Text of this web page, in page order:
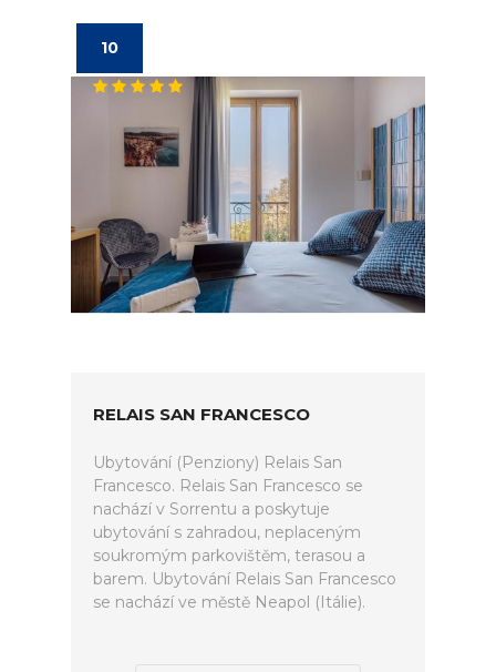
10
RELAIS SAN FRANCESCO
Ubytování (Penziony) Relais San
Francesco. Relais San Francesco se
nachází v Sorrentu a poskytuje
ubytování s zahradou, neplaceným
soukromým parkovištěm, terasou a
barem. Ubytování Relais San Francesco
se nachází ve městě Neapol (Itálie).